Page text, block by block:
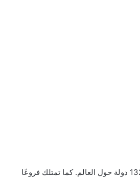
توينكل تتوسع بشكل كبير على مستوى العالم، حيث تصدر منتجاتها إلى أكثر من 132 دولة حول العالم. كما تمتلك فروعًا